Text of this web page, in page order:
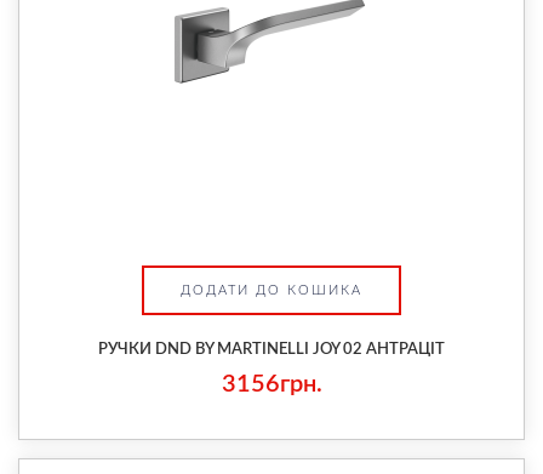
ДОДАТИ ДО КОШИКА
РУЧКИ DND BY MARTINELLI JOY 02 АНТРАЦІТ
3156грн.